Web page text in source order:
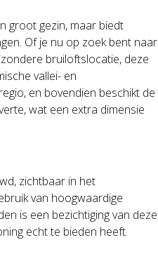
groot gezin, maar biedt
Of je nu op zoek bent naar
bruiloftslocatie, deze
vallei- en
en bovendien beschikt de
wat een extra dimensie
zichtbaar in het
van hoogwaardige
is een bezichtiging van deze
echt te bieden heeft.